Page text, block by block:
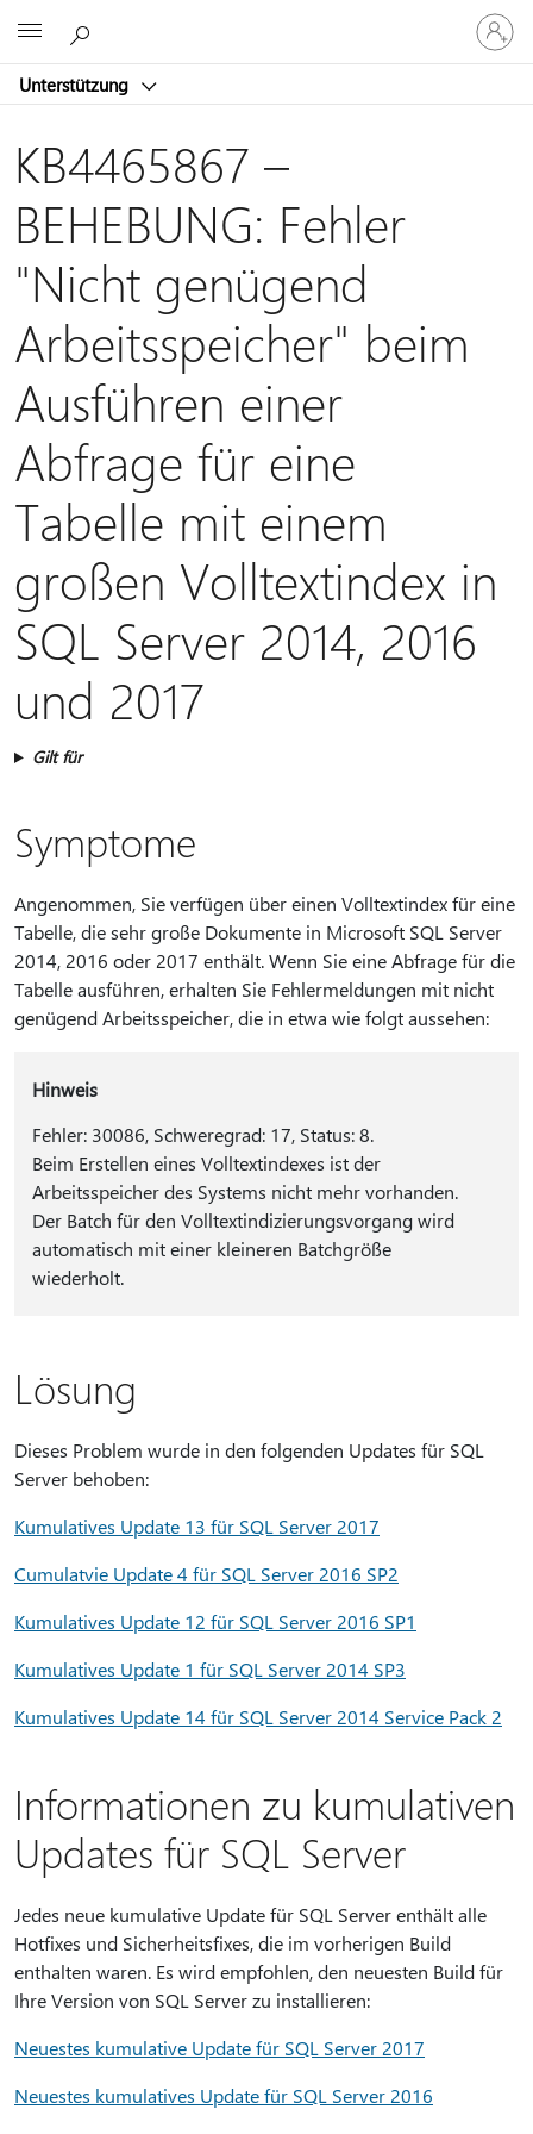
Unterstützung
Bei
Ihrem
Konto
KB4465867 –
BEHEBUNG: Fehler
"Nicht genügend
Arbeitsspeicher" beim
Ausführen einer
Abfrage für eine
Tabelle mit einem
großen Volltextindex in
SQL Server 2014, 2016
und 2017
Gilt für
Symptome
Angenommen, Sie verfügen über einen Volltextindex für eine
Tabelle, die sehr große Dokumente in Microsoft SQL Server
2014, 2016 oder 2017 enthält. Wenn Sie eine Abfrage für die
Tabelle ausführen, erhalten Sie Fehlermeldungen mit nicht
genügend Arbeitsspeicher, die in etwa wie folgt aussehen:
Hinweis
Fehler: 30086, Schweregrad: 17, Status: 8.
Beim Erstellen eines Volltextindexes ist der
Arbeitsspeicher des Systems nicht mehr vorhanden.
Der Batch für den Volltextindizierungsvorgang wird
automatisch mit einer kleineren Batchgröße
wiederholt.
Lösung
Dieses Problem wurde in den folgenden Updates für SQL
Server behoben:
Kumulatives Update 13 für SQL Server 2017
Cumulatvie Update 4 für SQL Server 2016 SP2
Kumulatives Update 12 für SQL Server 2016 SP1
Kumulatives Update 1 für SQL Server 2014 SP3
Kumulatives Update 14 für SQL Server 2014 Service Pack 2
Informationen zu kumulativen
Updates für SQL Server
Jedes neue kumulative Update für SQL Server enthält alle
Hotfixes und Sicherheitsfixes, die im vorherigen Build
enthalten waren. Es wird empfohlen, den neuesten Build für
Ihre Version von SQL Server zu installieren:
Neuestes kumulative Update für SQL Server 2017
Neuestes kumulatives Update für SQL Server 2016